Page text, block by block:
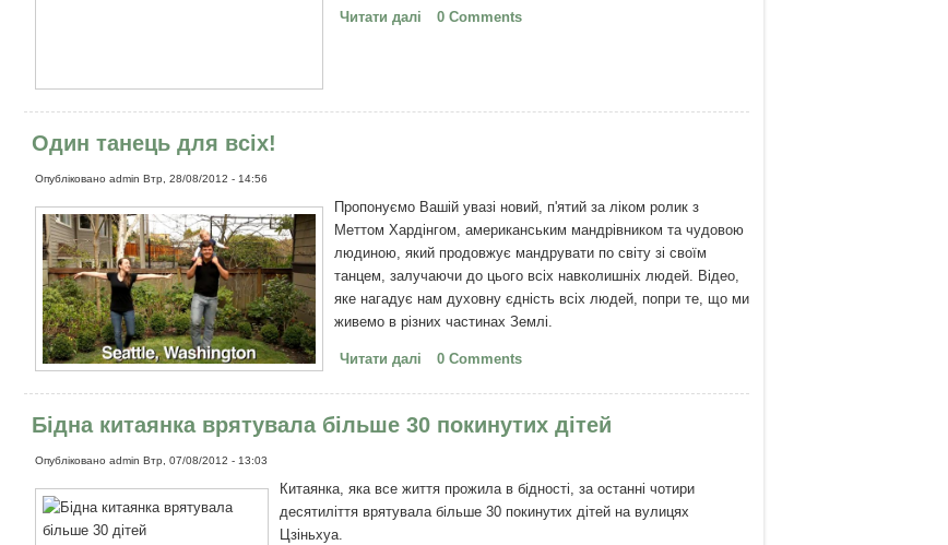
Читати далі про Оскар Пісторіус - Той, що біжить по лезу
0 Comments
Один танець для всіх!
Опублікованоadmin Втр, 28/08/2012 - 14:56
Пропонуємо Вашій увазі новий, п'ятий за ліком ролик з
Меттом Хардінгом, американським мандрівником та чудовою
людиною, який продовжує мандрувати по світу зі своїм
танцем, залучаючи до цього всіх навколишніх людей. Відео,
яке нагадує нам духовну єдність всіх людей, попри те, що ми
живемо в різних частинах Землі.
Читати далі про Один танець для всіх!
0 Comments
Бідна китаянка врятувала більше 30 покинутих дітей
Опублікованоadmin Втр, 07/08/2012 - 13:03
Китаянка, яка все життя прожила в бідності, за останні чотири
десятиліття врятувала більше 30 покинутих дітей на вулицях
Цзіньхуа.